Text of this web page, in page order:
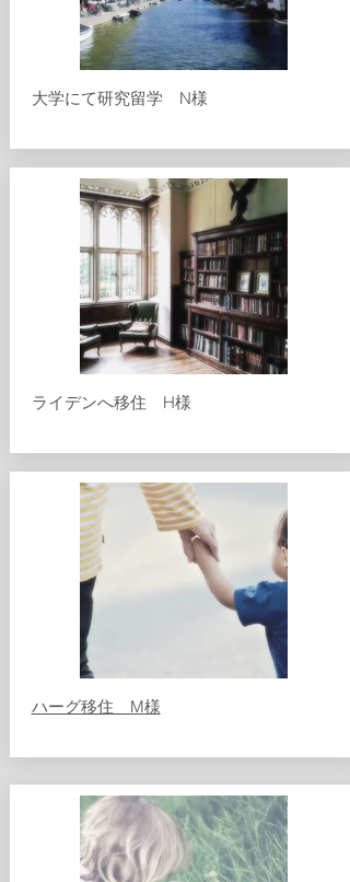
大学にて研究留学 N様
​ライデンへ移住 H様
​ハーグ移住 M様